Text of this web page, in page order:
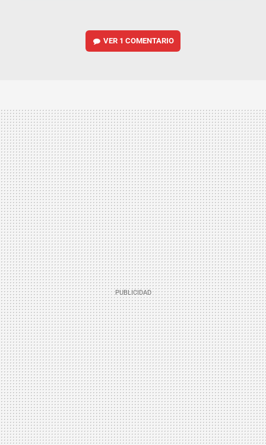
VER 1 COMENTARIO